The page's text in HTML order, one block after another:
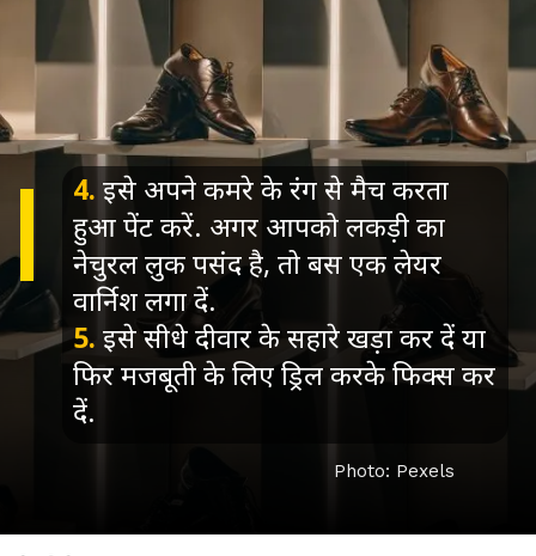
4. इसे अपने कमरे के रंग से मैच करता
हुआ पेंट करें. अगर आपको लकड़ी का
नेचुरल लुक पसंद है, तो बस एक लेयर
वार्निश लगा दें.
5. इसे सीधे दीवार के सहारे खड़ा कर दें या
फिर मजबूती के लिए ड्रिल करके फिक्स कर
दें.
Photo: Pexels